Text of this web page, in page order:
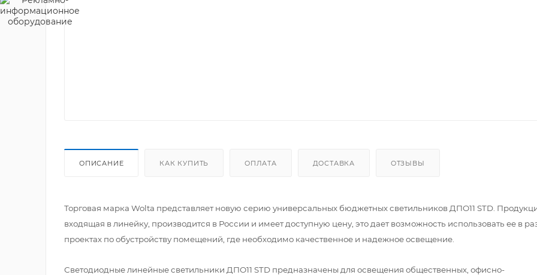
ОПИСАНИЕ КАК КУПИТЬ ОПЛАТА ДОСТАВКА ОТЗЫВЫ
Торговая марка Wolta представляет новую серию универсальных бюджетных светильников ДПО11 STD.
входящая в линейку, производится в России и имеет доступную цену, это дает возможность использовать ее в
проектах по обустройству помещений, где необходимо качественное и надежное освещение.
Светодиодные линейные светильники ДПО11 STD предназначены для освещения общественных, офисно-